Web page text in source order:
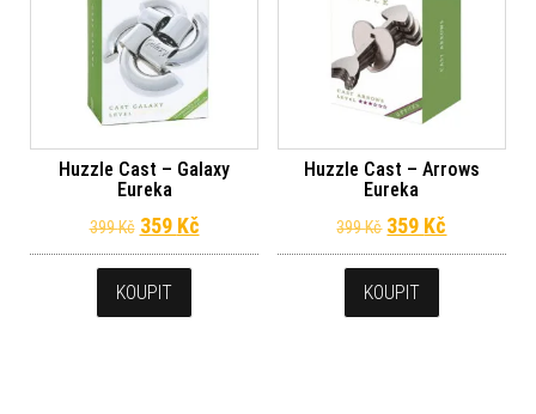
Huzzle Cast – Galaxy
Eureka
399Kč Původní cena byla: 399 Kč.
359 KčAktuální cena je: 359 Kč.
KOUPIT
Huzzle Cast – Arrows
Eureka
399Kč Původní cena
359 Kč
KOUPIT